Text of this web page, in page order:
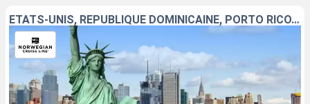
ÉTATS-UNIS, RÉPUBLIQUE DOMINICAINE, PORTO RICO, SAINT-MARTIN, GUADELOUPE, SAINT-THOMAS, TORTOLA